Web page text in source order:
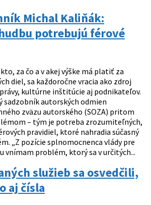
Michal Kaliňák:
potrebujú férové
za čo a v akej výške má platiť za
diel, sa každoročne vracia ako zdroj
kultúrne inštitúcie aj podnikateľov.
sadzobník autorských odmien
zväzu autorského (SOZA) pritom
– tým je potreba zrozumiteľných,
pravidiel, ktoré nahradia súčasný
„Z pozície splnomocnenca vlády pre
vnímam problém, ktorý sa v určitých...
služieb sa osvedčili,
aj čísla